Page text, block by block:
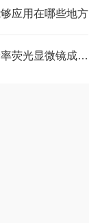
应用在哪些地方
决定超高分辨率荧光显微镜成像质量的几个因素